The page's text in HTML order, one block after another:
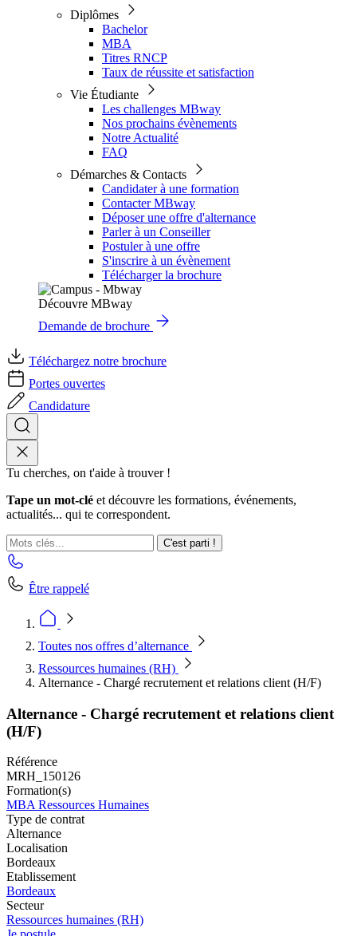
Diplômes
Bachelor
MBA
Titres RNCP
Taux de réussite et satisfaction
Vie Étudiante
Les challenges MBway
Nos prochains évènements
Notre Actualité
FAQ
Démarches & Contacts
Candidater à une formation
Contacter MBway
Déposer une offre d'alternance
Parler à un Conseiller
Postuler à une offre
S'inscrire à un évènement
Télécharger la brochure
Découvre MBway
Demande de brochure
Téléchargez notre brochure
Portes ouvertes
Candidature
Tu cherches, on t'aide à trouver !
Tape un mot-clé et découvre les formations, événements,
actualités... qui te correspondent.
C'est parti !
Être rappelé
Toutes nos offres d’alternance
Ressources humaines (RH)
Alternance - Chargé recrutement et relations client (H/F)
Alternance - Chargé recrutement et relations client
(H/F)
Référence
MRH_150126
Formation(s)
MBA Ressources Humaines
Type de contrat
Alternance
Localisation
Bordeaux
Etablissement
Bordeaux
Secteur
Ressources humaines (RH)